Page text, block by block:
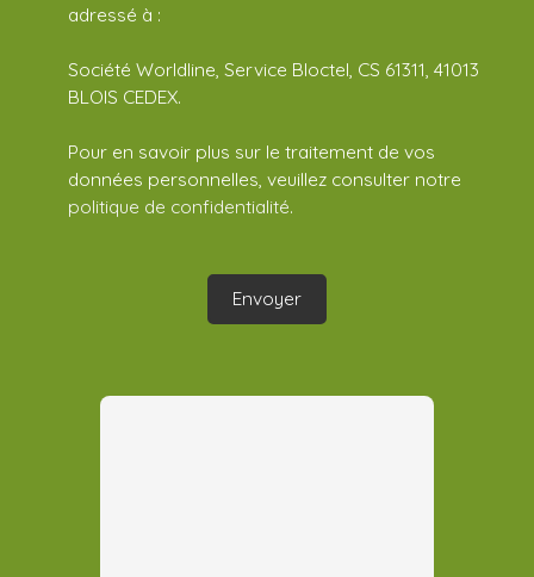
adressé à :
Société Worldline, Service Bloctel, CS 61311, 41013
BLOIS CEDEX.
Pour en savoir plus sur le traitement de vos
données personnelles, veuillez consulter notre
politique de confidentialité.
Envoyer